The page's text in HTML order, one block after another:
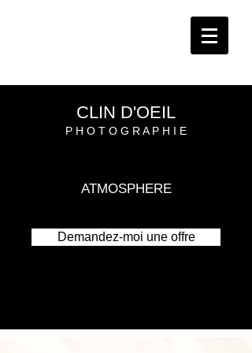
CLIN D'OEIL
P H O T O G R A P H I E
ATMOSPHERE
Demandez-moi une offre